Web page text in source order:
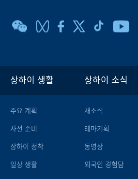
상하이 생활
주요 계획
사전 준비
상하이 정착
일상 생활
상하이 소식
새소식
테마기획
동영상
외국인 경험담